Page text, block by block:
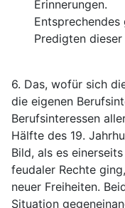
Erinnerungen.
Predigten dieser
6. Das, wofür sich
die eigenen
Berufsinteressen
Hälfte des 19.
Bild, als es
feudaler Rechte
neuer Freiheiten.
Situation